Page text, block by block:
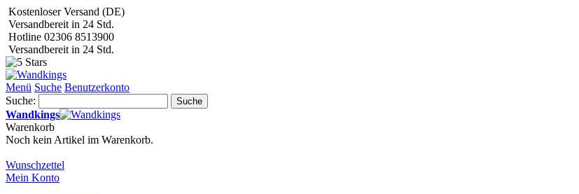
Kostenloser Versand (DE)
Versandbereit in 24 Std.
Hotline 02306 8513900
Versandbereit in 24 Std.
Menü Suche Benutzerkonto
Suche:
Suche
Wandkings
Warenkorb
Noch kein Artikel im Warenkorb.
Wunschzettel
Mein Konto